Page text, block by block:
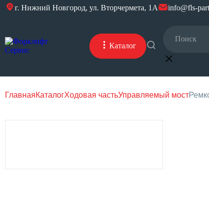
г. Нижний Новгород, ул. Вторчермета, 1А info@fls-
Каталог
ГлавнаяКаталогХодовая частьУправляемый мост